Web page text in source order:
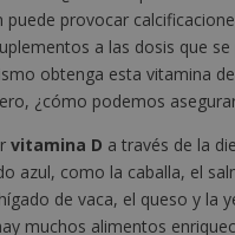
puede provocar
a las dosis que
obtenga esta vitamina
¿cómo podemos
vitamina D a través de la
azul, como la caballa, el
de vaca, el queso y
muchos alimentos